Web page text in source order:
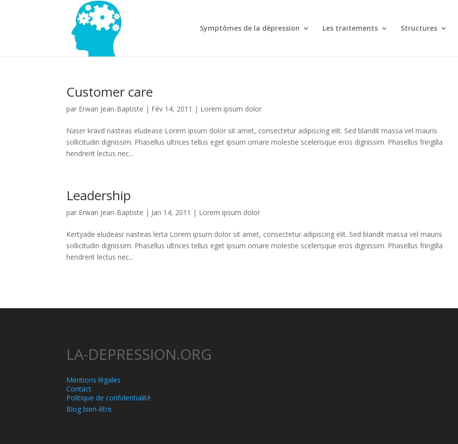
Symptômes de la dépression Les traitements Structures
Customer care
par Erwan Jean-Baptiste | Fév 14, 2011 | Lorem ipsum dolor
Naser kravd nasteas eludease Lorem ipsum dolor sit amet, consectetur adipiscing elit. Sed blandit massa vel mauris
sollicitudin dignissim. Phasellus ultrices tellus eget ipsum ornare molestie scelerisque eros dignissim. Phasellus fringilla
hendrerit lectus nec...
Leadership
par Erwan Jean-Baptiste | Jan 14, 2011 | Lorem ipsum dolor
Kertyade eludeasr nasteas lerta Lorem ipsum dolor sit amet, consectetur adipiscing elit. Sed blandit massa vel mauris
sollicitudin dignissim. Phasellus ultrices tellus eget ipsum ornare molestie scelerisque eros dignissim. Phasellus fringilla
hendrerit lectus nec...
LA-DEPRESSION.ORG
Mentions légales
Contact
Politique de confidentialité
Blog bien-être